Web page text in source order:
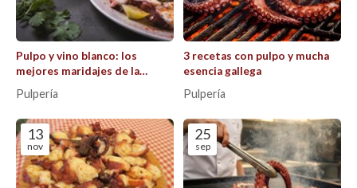
Pulpo y vino blanco: los
mejores maridajes de la
gastronomía gallega
explicados
Pulpería
3 recetas con pulpo y mucha
esencia gallega
Pulpería
13
nov
25
sep